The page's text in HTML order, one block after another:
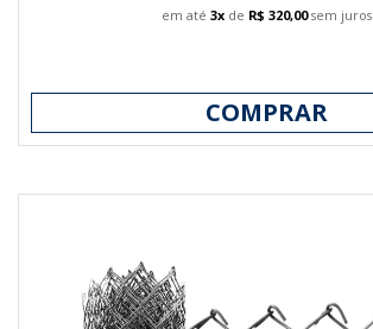
em até 3xde R$ 320,00sem juros
COMPRAR